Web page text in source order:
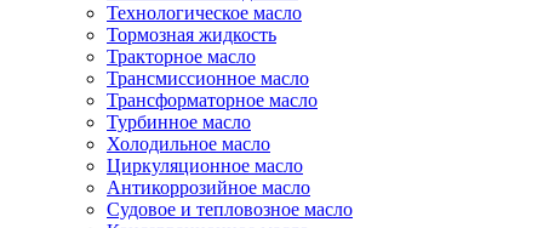
Технологическое масло
Тормозная жидкость
Тракторное масло
Трансмиссионное масло
Трансформаторное масло
Турбинное масло
Холодильное масло
Циркуляционное масло
Антикоррозийное масло
Судовое и тепловозное масло